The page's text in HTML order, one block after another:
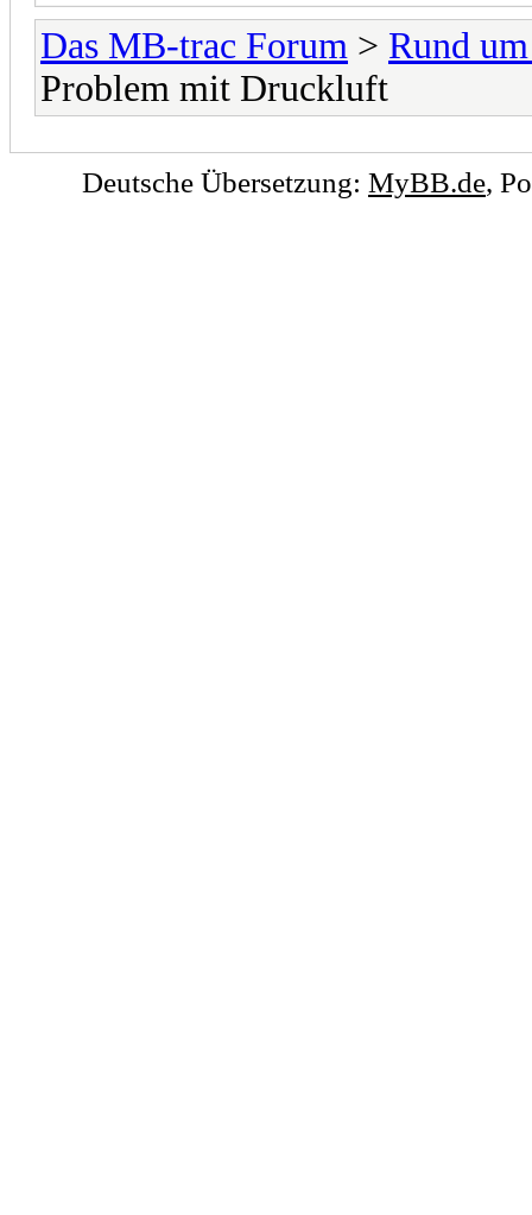
Das MB-trac Forum > Rund
Problem mit Druckluft
Deutsche Übersetzung: MyBB.de,